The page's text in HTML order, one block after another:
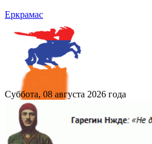
Еркрамас
Суббота, 08 августа 2026 года